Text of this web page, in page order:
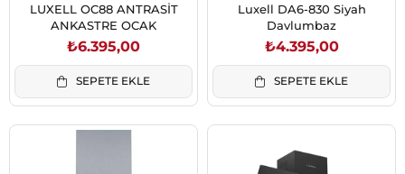
LUXELL OC88 ANTRASİT
ANKASTRE OCAK
₺6.395,00
SEPETE EKLE
Luxell DA6-830 Siyah
Davlumbaz
₺4.395,00
SEPETE EKLE